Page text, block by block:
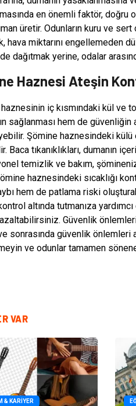
en önemli faktör,
üretir. Odunların kuru ve
hava miktarını engellemeden
dağıtmak yerine, odalar
Haznesi Ateşin
iç kısmındaki kül ve
sağlanması hem de
Şömine haznesindeki
Baca tıkanıklıkları, dumanın
temizlik ve bakım,
haznesindeki sıcaklığı
hem de patlama riski
altında tutmanıza
Güvenlik
sonrasında güvenlik önlemleri
ve odunlar tamamen
VAR
& KARIYER